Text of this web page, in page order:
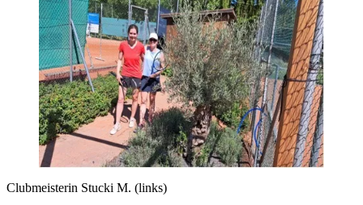
Clubmeisterin Stucki M. (links)